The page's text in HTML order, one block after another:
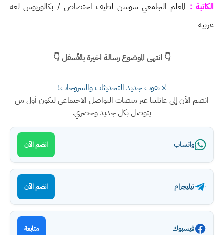
الكاتبة : المعلم الجامعي سوسن لطيف اختصاص / بكالوريوس لغة
عربية
👇 انتهى الموضوع رسالة اخيرة بالأسفل 👇
لا تفوت جديد التحديثات والشروحات!
انضم الآن إلى عائلتنا عبر منصات التواصل الاجتماعي لتكون أول من
يتوصل بكل جديد وحصري.
واتساب انضم الآن
تيليجرام انضم الآن
فيسبوك متابعة